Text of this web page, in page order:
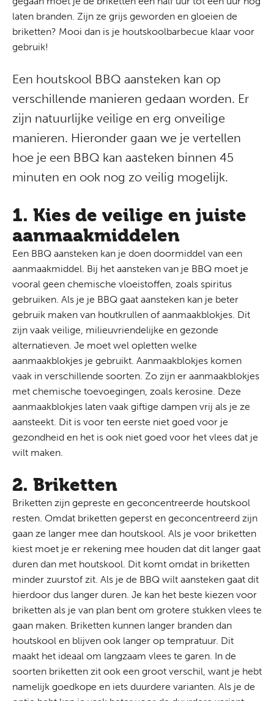
laten branden. Zijn ze grijs geworden en gloeien de
briketten? Mooi dan is je houtskoolbarbecue klaar voor
gebruik!
Een houtskool BBQ aansteken kan op
verschillende manieren gedaan worden. Er
zijn natuurlijke veilige en erg onveilige
manieren. Hieronder gaan we je vertellen
hoe je een BBQ kan aasteken binnen 45
minuten en ook nog zo veilig mogelijk.
1. Kies de veilige en juiste
aanmaakmiddelen
Een BBQ aansteken kan je doen doormiddel van een
aanmaakmiddel. Bij het aansteken van je BBQ moet je
vooral geen chemische vloeistoffen, zoals spiritus
gebruiken. Als je je BBQ gaat aansteken kan je beter
gebruik maken van houtkrullen of aanmaakblokjes. Dit
zijn vaak veilige, milieuvriendelijke en gezonde
alternatieven. Je moet wel opletten welke
aanmaakblokjes je gebruikt. Aanmaakblokjes komen
vaak in verschillende soorten. Zo zijn er aanmaakblokjes
met chemische toevoegingen, zoals kerosine. Deze
aanmaakblokjes laten vaak giftige dampen vrij als je ze
aansteekt. Dit is voor ten eerste niet goed voor je
gezondheid en het is ook niet goed voor het vlees dat je
wilt maken.
2. Briketten
Briketten zijn gepreste en geconcentreerde houtskool
resten. Omdat briketten geperst en geconcentreerd zijn
gaan ze langer mee dan houtskool. Als je voor briketten
kiest moet je er rekening mee houden dat dit langer gaat
duren dan met houtskool. Dit komt omdat in briketten
minder zuurstof zit. Als je de BBQ wilt aansteken gaat dit
hierdoor dus langer duren. Je kan het beste kiezen voor
briketten als je van plan bent om grotere stukken vlees te
gaan maken. Briketten kunnen langer branden dan
houtskool en blijven ook langer op tempratuur. Dit
maakt het ideaal om langzaam vlees te garen. In de
soorten briketten zit ook een groot verschil, want je hebt
namelijk goedkope en iets duurdere varianten. Als je de